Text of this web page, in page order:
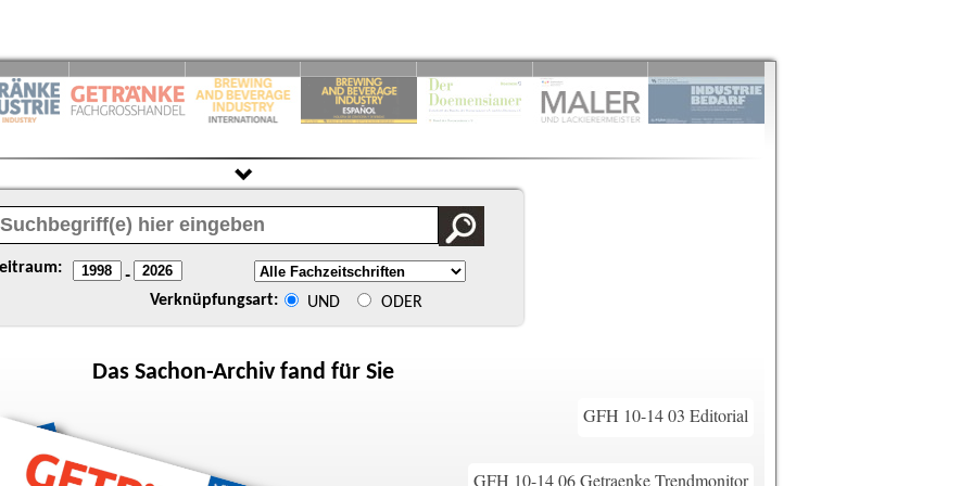
-
Verknüpfungsart: UND ODER
Das Sachon-Archiv fand für Sie
GFH 10-14 03 Editorial
GFH 10-14 06 Getraenke Trendmonitor